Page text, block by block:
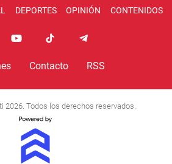
DEPORTES OPINIÓN CONTENIDOS
Contacto RSS
2026. Todos los derechos reservados.